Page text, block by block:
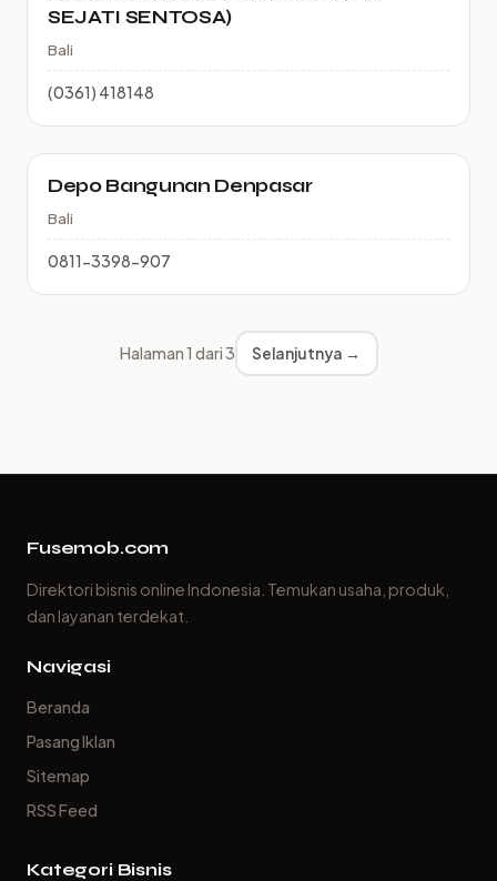
SEJATI SENTOSA)
Bali
(0361) 418148
Depo Bangunan Denpasar
Bali
0811-3398-907
Halaman 1 dari 3 Selanjutnya →
Fusemob.com
Direktori bisnis online Indonesia. Temukan usaha, produk,
dan layanan terdekat.
Navigasi
Beranda
Pasang Iklan
Sitemap
RSS Feed
Kategori Bisnis